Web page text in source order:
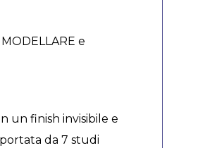
e
un finish invisibile e
da 7 studi